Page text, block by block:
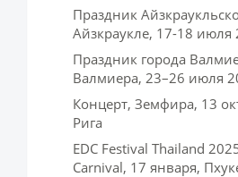
Праздник
Айзкраукле, 17-18 июля
Праздник города
Валмиера, 23–26 июля
Концерт, Земфира, 13
Рига
EDC Festival Thailand
Carnival, 17 января,